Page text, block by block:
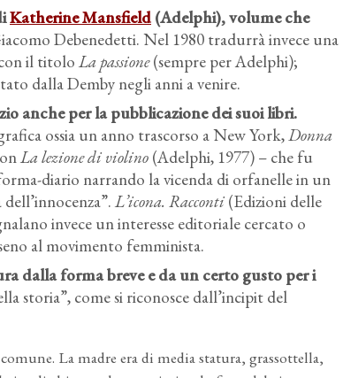
Katherine Mansfield (Adelphi), volume che
Debenedetti. Nel 1980 tradurrà invece una
il titolo La passione(sempre per Adelphi);
dalla Demby negli anni a venire.
anche per la pubblicazione dei suoi libri.
ossia un anno trascorso a New York,Donna
La lezione di violino (Adelphi, 1977) – che fu
diario narrando la vicenda di orfanelle in un
L’icona. Racconti (Edizioni delle
invece un interesse editoriale cercato o
al movimento femminista.
dalla forma breve e da un certo gusto per i
storia”, come si riconosce dall’incipit del
La madre era di media statura, grassottella,